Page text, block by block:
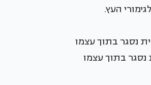
העץ.
נסגר בתוך עצמו